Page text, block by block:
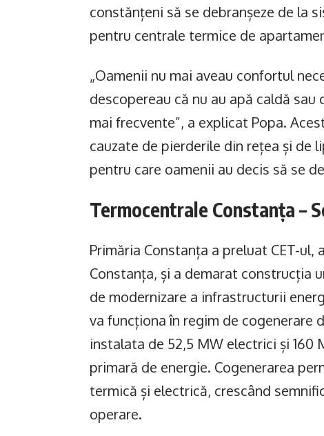
constănțeni să se debranșeze de la
pentru centrale termice de
„Oamenii nu mai aveau confortul
descopereau că nu au apă caldă
mai frecvente”, a explicat Popa.
cauzate de pierderile din rețea și de
pentru care oamenii au decis să se
Termocentrale Constanța –
Primăria Constanța a preluat CET-
Constanța, și a demarat construcția
de modernizare a infrastructurii
va funcționa în regim de cogenerare
instalata de 52,5 MW electrici și 160
primară de energie. Cogenerarea
termică și electrică, crescând
operare.